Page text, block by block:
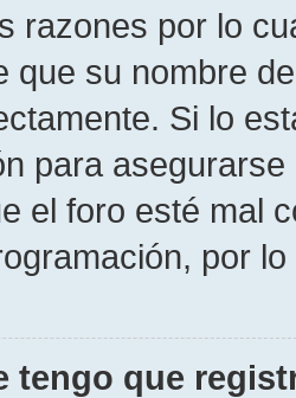
razones por lo
que su nombre
Si lo
para
el foro esté mal
por
tengo que